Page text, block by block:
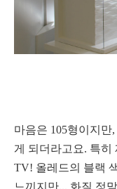
마음은 105형이지만
게 되더라고요. 특히
TV! 올레드의 블랙
느끼지만... 화질 정